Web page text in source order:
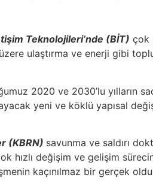
Teknolojileri’nde (BİT) çok
ulaştırma ve enerji gibi
2020 ve 2030’lu yılların
yeni ve köklü yapısal
(KBRN) savunma ve saldırı
değişim ve gelişim
kaçınılmaz bir gerçek